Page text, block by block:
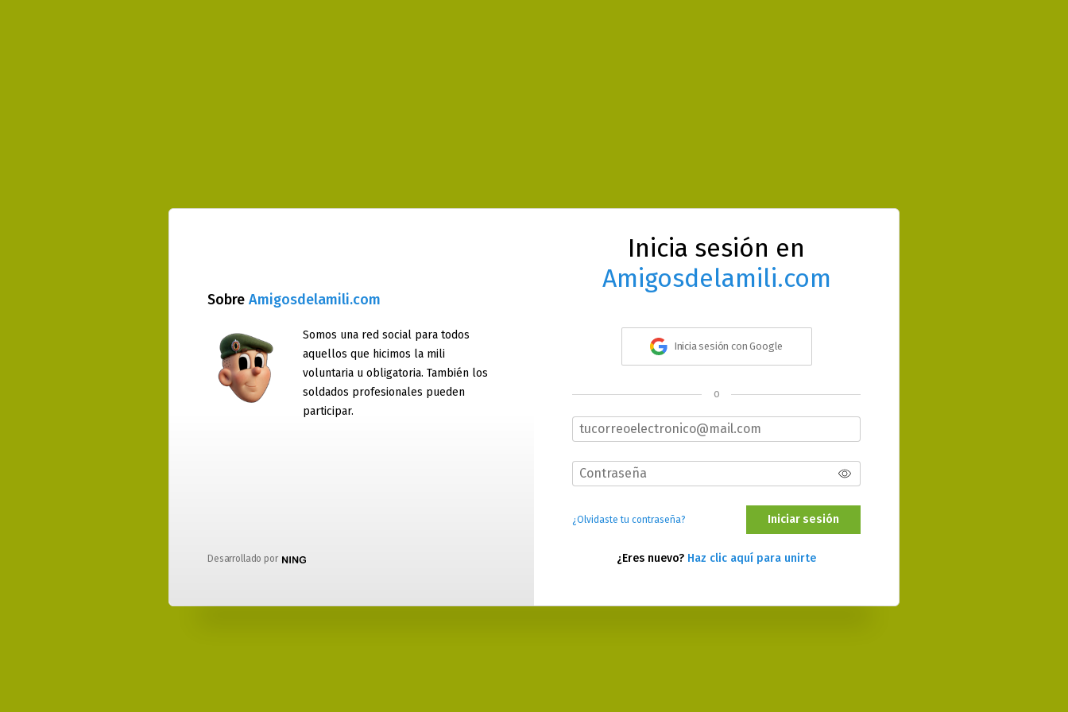
Sobre Amigosdelamili.com
Somos una red social para todos
aquellos que hicimos la mili
voluntaria u obligatoria. También los
soldados profesionales pueden
participar.
Desarrollado por
Inicia sesión en
Amigosdelamili.com
Inicia sesión con Google
o
¿Olvidaste tu contraseña? Iniciar sesión
¿Eres nuevo? Haz clic aquí para unirte